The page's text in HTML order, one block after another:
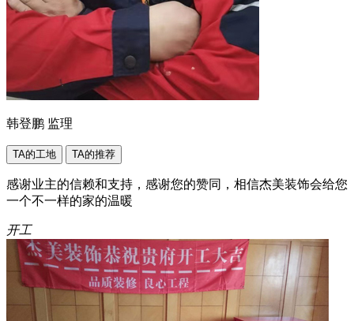
韩登鹏 监理
TA的工地 TA的推荐
感谢业主的信赖和支持，感谢您的赞同，相信杰美装饰会给您
一个不一样的家的温暖
开工